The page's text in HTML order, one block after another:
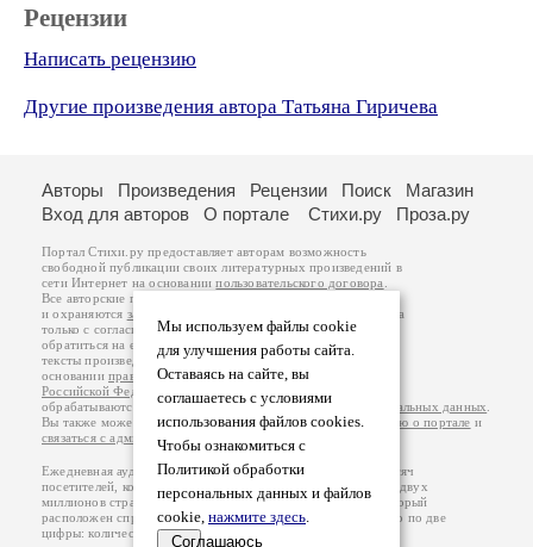
Рецензии
Написать рецензию
Другие произведения автора Татьяна Гиричева
Мы используем файлы cookie
для улучшения работы сайта.
Оставаясь на сайте, вы
соглашаетесь с условиями
использования файлов cookies.
Чтобы ознакомиться с
Политикой обработки
персональных данных и файлов
cookie, нажмите здесь.
Соглашаюсь
Авторы Произведения Рецензии Поиск
Магазин
Вход для авторов
О портале Стихи.ру Проза.ру
Портал Стихи.ру предоставляет авторам возможность
свободной публикации своих литературных произведений в
сети Интернет на основаниипользовательского договора
Все авторские права на произведения принадлежат авторам
и охраняются законом
. Перепечатка произведений возможна
только с согласия его автора, к которому вы можете
обратиться на его авторской странице. Ответственность за
тексты произведений авторы несут самостоятельно на
основанииправил публикацииизаконодательства
Российской Федерации
обрабатываются на основанииПолитики обработки персональных данных
Вы также можете посмотреть более подробнуюинформацию о портале и
связаться с администрацией
Ежедневная аудитория портала Стихи.ру – порядка 200 тысяч
посетителей, которые в общей сумме просматривают более двух
миллионов страниц по данным счетчика посещаемости, который
расположен справа от этого текста. В каждой графе указано по две
цифры: количество просмотров и количество посетителей.